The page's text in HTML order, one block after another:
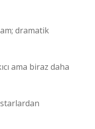
dramatik
ama biraz daha